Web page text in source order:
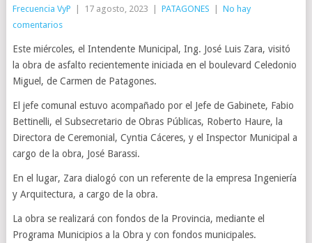
Frecuencia VyP 17 agosto, 2023 PATAGONES
No hay
comentarios
Este miércoles, el Intendente Municipal, Ing. José Luis Zara, visitó
la obra de asfalto recientemente iniciada en el boulevard Celedonio
Miguel, de Carmen de Patagones.
El jefe comunal estuvo acompañado por el Jefe de Gabinete, Fabio
Bettinelli, el Subsecretario de Obras Públicas, Roberto Haure, la
Directora de Ceremonial, Cyntia Cáceres, y el Inspector Municipal a
cargo de la obra, José Barassi.
En el lugar, Zara dialogó con un referente de la empresa Ingeniería
y Arquitectura, a cargo de la obra.
La obra se realizará con fondos de la Provincia, mediante el
Programa Municipios a la Obra y con fondos municipales.